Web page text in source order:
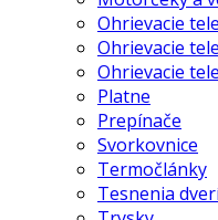
Ohrievacie
Ohrievacie
Ohrievacie
Platne
Prepínače
Svorkovnice
Termočlánky
Tesnenia